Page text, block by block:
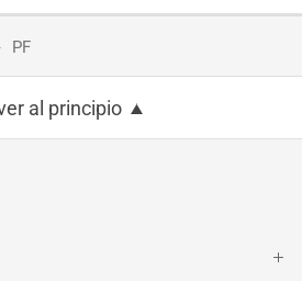
PF
al principio